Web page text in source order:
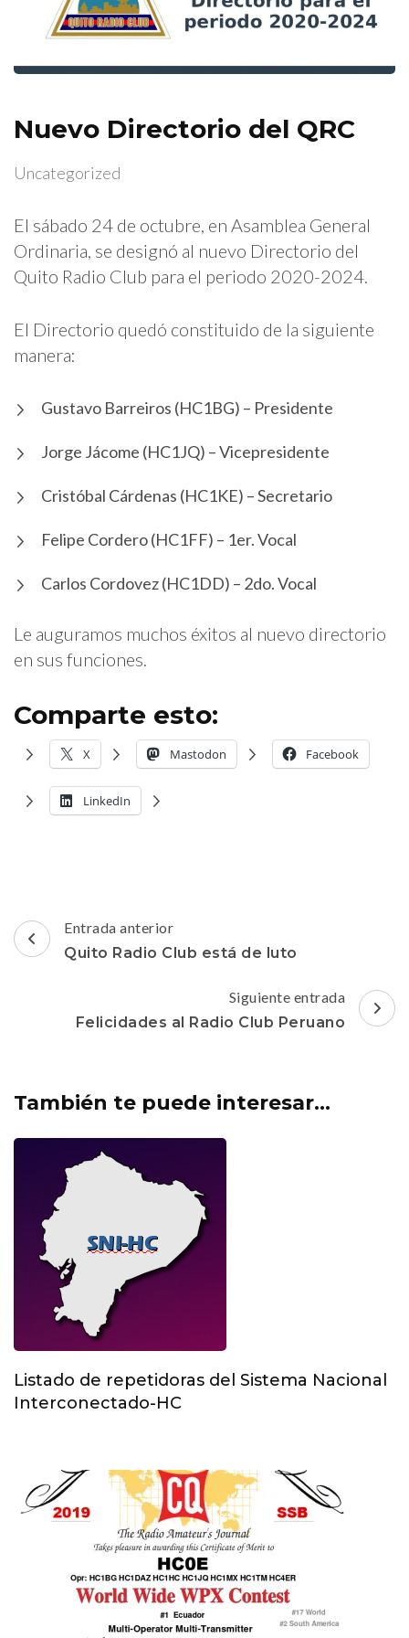
Nuevo Directorio del QRC
Uncategorized
El sábado 24 de octubre, en Asamblea General
Ordinaria, se designó al nuevo Directorio del
Quito Radio Club para el periodo 2020-2024.
El Directorio quedó constituido de la siguiente
manera:
Gustavo Barreiros (HC1BG) – Presidente
Jorge Jácome (HC1JQ) – Vicepresidente
Cristóbal Cárdenas (HC1KE) – Secretario
Felipe Cordero (HC1FF) – 1er. Vocal
Carlos Cordovez (HC1DD) – 2do. Vocal
Le auguramos muchos éxitos al nuevo directorio
en sus funciones.
Comparte esto:
X Mastodon Facebook
LinkedIn
Navegación
de
Entrada anterior
Quito Radio Club está de luto
Siguiente entrada
Felicidades al Radio Club Peruano
También te puede interesar...
Listado de repetidoras del Sistema Nacional
Interconectado-HC